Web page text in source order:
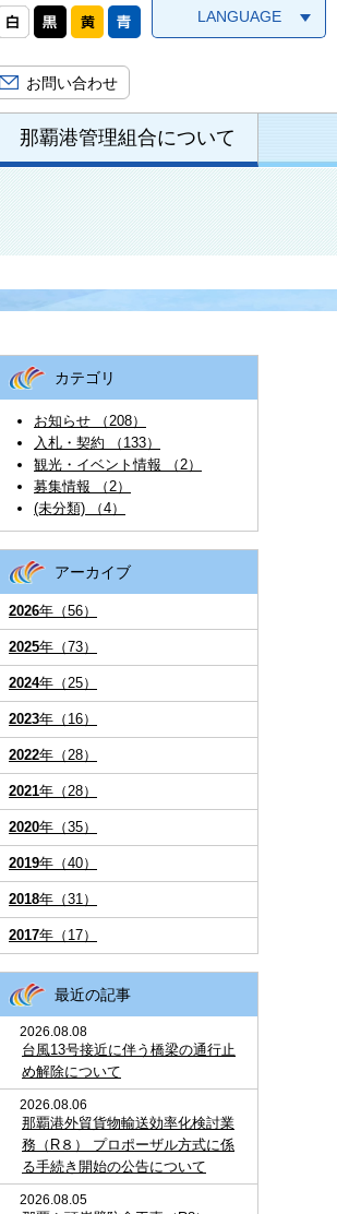
LANGUAGE
お問い合わせ
那覇港管理組合について
カテゴリ
お知らせ （208）
入札・契約 （133）
観光・イベント情報 （2）
募集情報 （2）
(未分類) （4）
アーカイブ
2026年（56）
2025年（73）
2024年（25）
2023年（16）
2022年（28）
2021年（28）
2020年（35）
2019年（40）
2018年（31）
2017年（17）
最近の記事
2026.08.08
台風13号接近に伴う橋梁の通行止
め解除について
2026.08.06
那覇港外貿貨物輸送効率化検討業
務（R８） プロポーザル方式に係
る手続き開始の公告について
2026.08.05